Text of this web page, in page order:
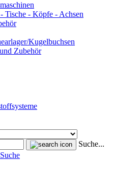
Tische - Köpfe - Achsen
Kugelbuchsen
Zubehör
Suche...